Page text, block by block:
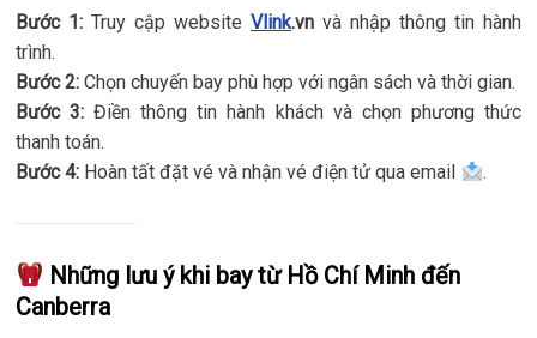
Bước 1: Truy cập websiteVlink.vn và nhập thông tin hành
trình.
Bước 2: Chọn chuyến bay phù hợp với ngân sách và thời gian.
Bước 3: Điền thông tin hành khách và chọn phương thức
thanh toán.
Bước 4: Hoàn tất đặt vé và nhận vé điện tử qua email .
Những lưu ý khi bay từ Hồ Chí Minh đến
Canberra